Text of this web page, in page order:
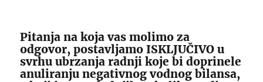
Pitanja na koja vas molimo za
odgovor, postavljamo ISKLJUČIVO u
svrhu ubrzanja radnji koje bi doprinele
anuliranju negativnog vodnog bilansa,